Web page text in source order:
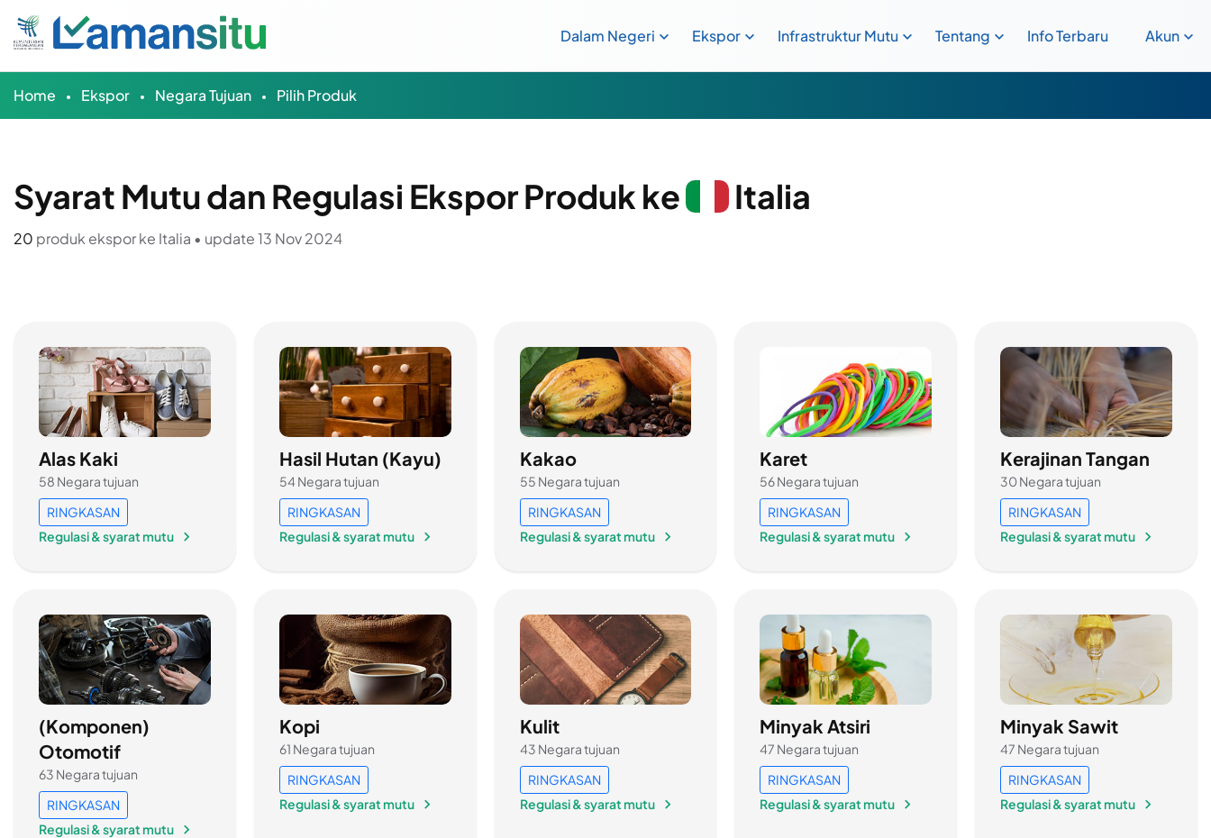
Dalam Negeri Ekspor Infrastruktur Mutu Tentang Info Terbaru Akun
Home Ekspor Negara Tujuan Pilih Produk
Syarat Mutu dan Regulasi Ekspor Produk ke Italia
20 produk ekspor ke Italia • update 13 Nov 2024
Alas Kaki
58 Negara tujuan
RINGKASAN
Regulasi & syarat mutu
Hasil Hutan (Kayu)
54 Negara tujuan
RINGKASAN
Regulasi & syarat mutu
Kakao
55 Negara tujuan
RINGKASAN
Regulasi & syarat mutu
Karet
56 Negara tujuan
RINGKASAN
Regulasi & syarat mutu
Kerajinan Tangan
30 Negara tujuan
RINGKASAN
Regulasi & syarat mutu
(Komponen)
Otomotif
63 Negara tujuan
RINGKASAN
Regulasi & syarat mutu
Kopi
61 Negara tujuan
RINGKASAN
Regulasi & syarat mutu
Kulit
43 Negara tujuan
RINGKASAN
Regulasi & syarat mutu
Minyak Atsiri
47 Negara tujuan
RINGKASAN
Regulasi & syarat mutu
Minyak Sawit
47 Negara tujuan
RINGKASAN
Regulasi & syarat mutu